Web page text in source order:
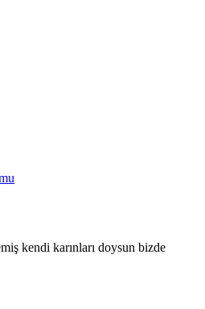
kendi karınları doysun bizde